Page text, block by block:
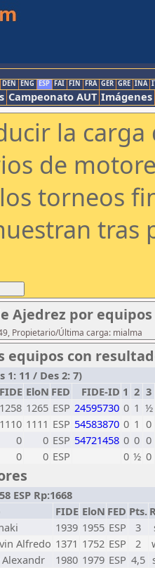
DEN ENG ESP FAI FIN FRA GER GRE INA
Campeonato AUT Imágenes
la
de
torneos
tras
Ajedrez por equipos
Propietario/Última carga: mialma
equipos con
1: 11 / Des 2: 7)
FIDE EloN FED FIDE-ID 1 2 3
1258 1265 ESP 24595730 0 1 ½
1110 1111 ESP 54583870 0 1 0
0 0 ESP 54721458 0 0 0
0 0 ESP 0 ½ 0
ESP Rp:1668
FIDE EloN FED Pts.
1939 1955 ESP 3
Alfredo 1371 1752 ESP 2
1980 1979 ESP 4,5